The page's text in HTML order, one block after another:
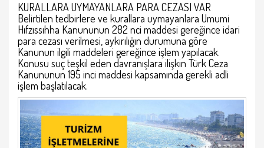
KURALLARA UYMAYANLARA PARA CEZASI VAR
Belirtilen tedbirlere ve kurallara uymayanlara Umumi
Hıfzıssıhha Kanununun 282 nci maddesi gereğince idari
para cezası verilmesi, aykırılığın durumuna göre
Kanunun ilgili maddeleri gereğince işlem yapılacak.
Konusu suç teşkil eden davranışlara ilişkin Türk Ceza
Kanununun 195 inci maddesi kapsamında gerekli adli
işlem başlatılacak.